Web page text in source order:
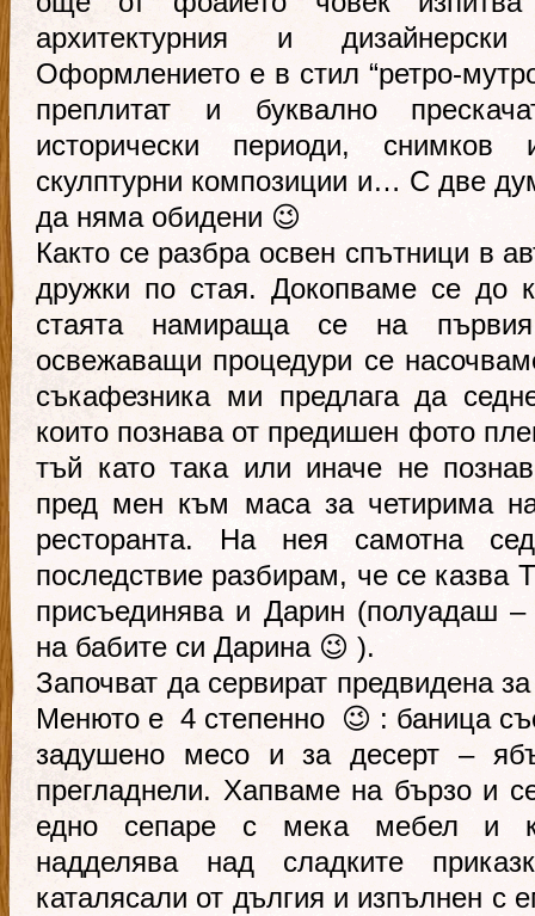
архитектурния и
Оформлението е в стил “ретро-
преплитат и буквално
исторически периоди,
скулптурни композиции и… С две
да няма обидени 😉
Както се разбра освен спътници в
дружки по стая. Докопваме се до
стаята намираща се на
освежаващи процедури се
съкафезника ми предлага да
които познава от предишен фото
тъй като така или иначе не
пред мен към маса за четирима
ресторанта. На нея самотна
последствие разбирам, че се казва
присъединява и Дарин (полуадаш
на бабите си Дарина 😉 ).
Започват да сервират предвидена
Менюто е 4 степенно 😉 : баница
задушено месо и за десерт –
прегладнели. Хапваме на бързо и
едно сепаре с мека мебел и
надделява над сладките
каталясали от дългия и изпълнен с